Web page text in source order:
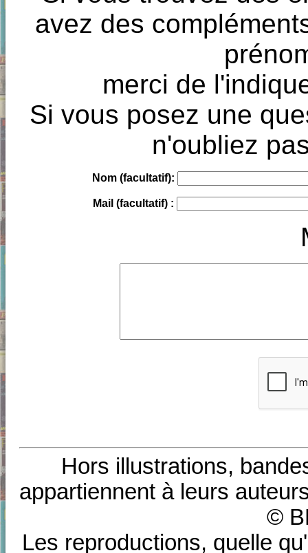
avez des
merci de
Si vous posez une
n'oubliez
Nom (facultatif):
Mail (facultatif) :
Hors illustrations,
appartiennent à leurs
©
Les reproductions, quelle